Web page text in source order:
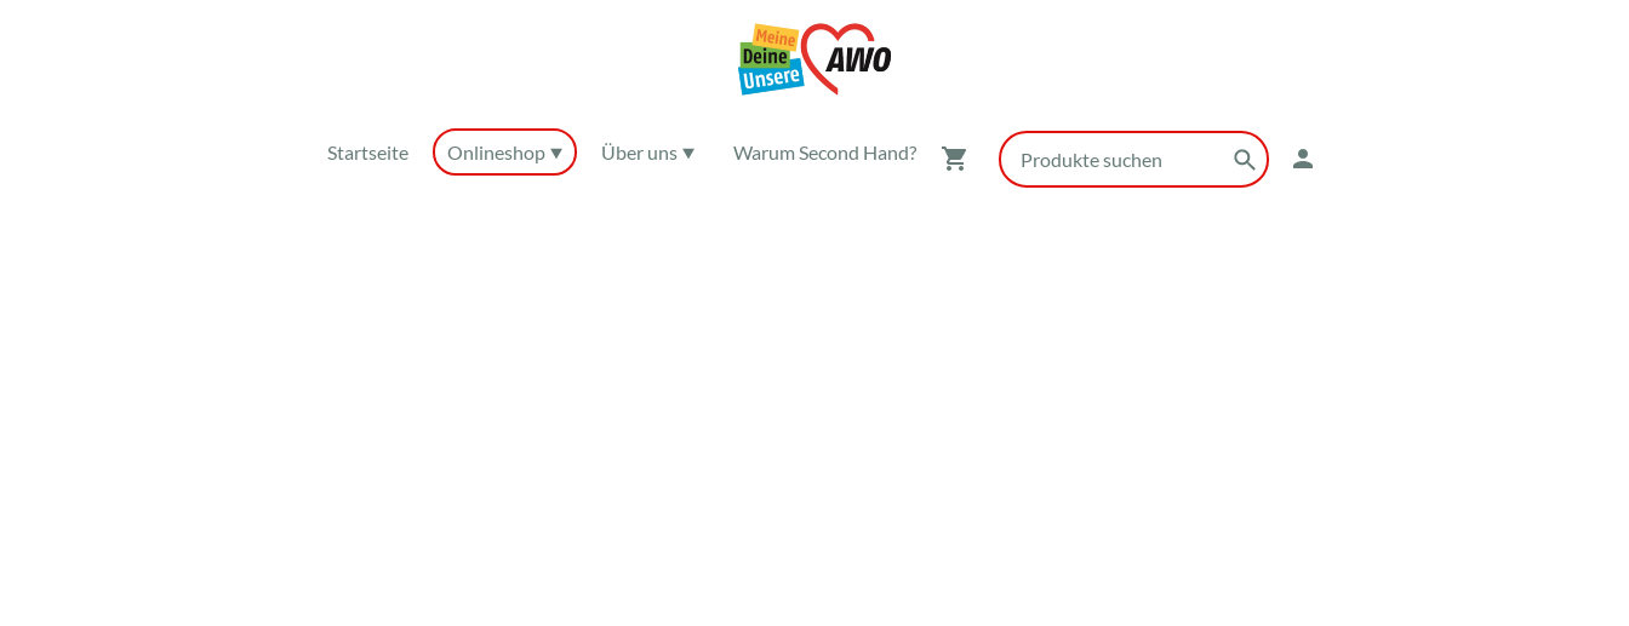
Startseite Onlineshop Über uns Warum Second Hand?